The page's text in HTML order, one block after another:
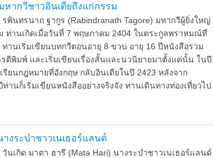
ากวีชาวอินเดียถึงแก่กรรม
พินทรนาถ ฐากูร (Rabindranath Tagore) มหากวีผู้ยิ่งใหญ่
ท่านเกิดเมื่อวันที่ 7 พฤษภาคม 2404 ในตระกูลพราหมณ์ที่
ท่านเริ่มเขียนบทกวีตอนอายุ 8 ขวบ อายุ 16 ปีหนังสือรวม
ตีพิมพ์ และเริ่มเขียนเรื่องสั้นและนวนิยายมาตั้งแต่นั้น ในปี
รียนกฎหมายที่อังกฤษ กลับอินเดียในปี 2423 หลังจาก
านก็เริ่มเขียนหนังสืออย่างจริงจัง ท่านเดินทางท่องเที่ยวไป
งระบำชาวเนเธอร์แลนด์
นเกิด มาตา ฮารี (Mata Hari) นางระบำชาวเนเธอร์แลนด์